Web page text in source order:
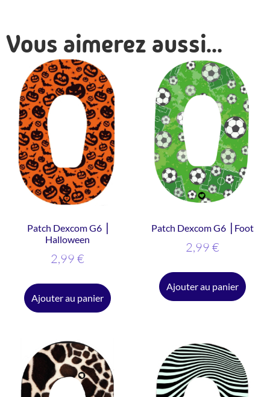
Vous aimerez aussi...
Patch Dexcom G6 ⎥
Halloween
2,99 €
Ajouter au panier
Patch Dexcom G6 ⎥ Foot
2,99 €
Ajouter au panier